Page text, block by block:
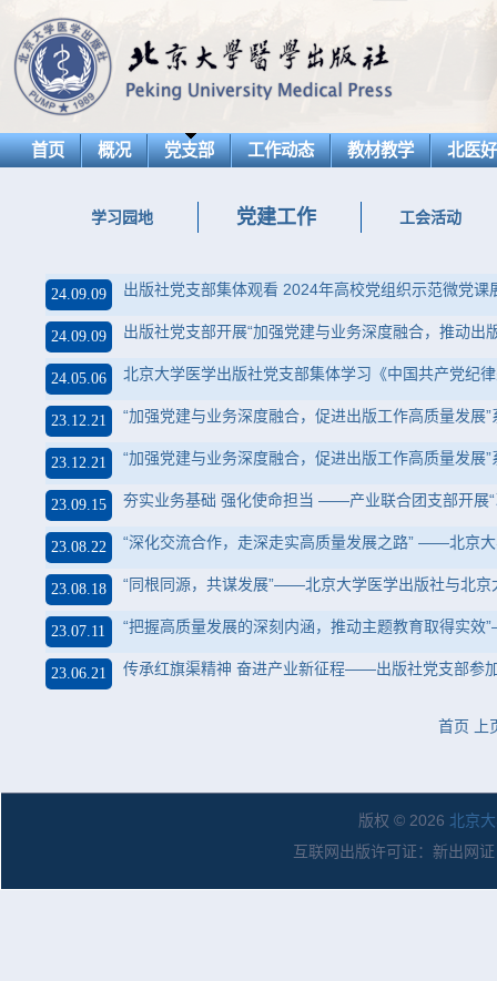
首页 概况 党支部 工作动态 教材教学 北医
学习园地 党建工作 工会活动
24.09.09 出版社党支部集体观看 2024年高校党组织示范微党课
24.09.09 出版社党支部开展“加强党建与业务深度融合，推动
24.05.06 北京大学医学出版社党支部集体学习《中国共产党纪
23.12.21 “加强党建与业务深度融合，促进出版工作高质量发
23.12.21 “加强党建与业务深度融合，促进出版工作高质量发
23.09.15 夯实业务基础 强化使命担当 ——产业联合团支部开展
23.08.22 “深化交流合作，走深走实高质量发展之路” ——北京
23.08.18 “同根同源，共谋发展”——北京大学医学出版社与北京
23.07.11 “把握高质量发展的深刻内涵，推动主题教育取得实
23.06.21 传承红旗渠精神 奋进产业新征程——出版社党支部参
首页 上
版权 © 2026 北京
互联网出版许可证：新出网